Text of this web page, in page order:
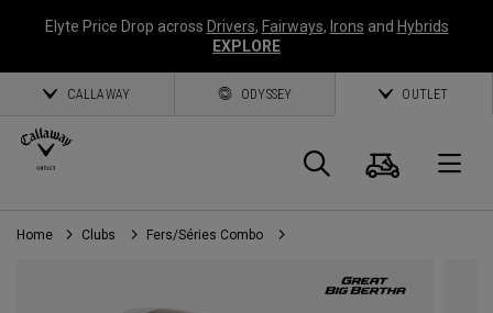
Elyte Price Drop across Drivers, Fairways, Irons and Hybrids
EXPLORE
CALLAWAY ODYSSEY OUTLET
Panier
Home Clubs Fers/Séries Combo